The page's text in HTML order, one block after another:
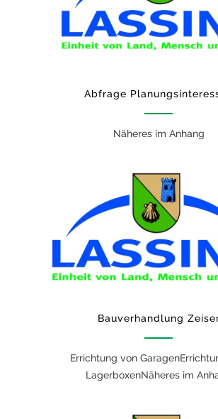
Abfrage
Näheres im Anhang
Bauverhandlung
Errichtung von
LagerboxenNäheres im